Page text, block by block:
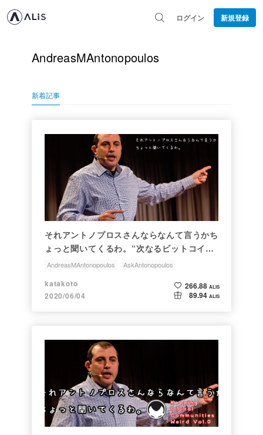
ログイン 新規登録
AndreasMAntonopoulos
新着記事
それアントノプロスさんならなんて言うかち
ょっと聞いてくるわ。“次なるビットコイン
は何か？” Vol.4
AndreasMAntonopoulos
AskAntonopoulos
ちょっと聞いてくるわ
翻訳
katakoto
2020/06/04
266.88 ALIS
89.94 ALIS